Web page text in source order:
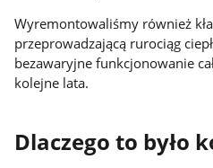
Wyremontowaliśmy również
przeprowadzającą rurociąg
bezawaryjne funkcjonowanie
kolejne lata.
Dlaczego to było